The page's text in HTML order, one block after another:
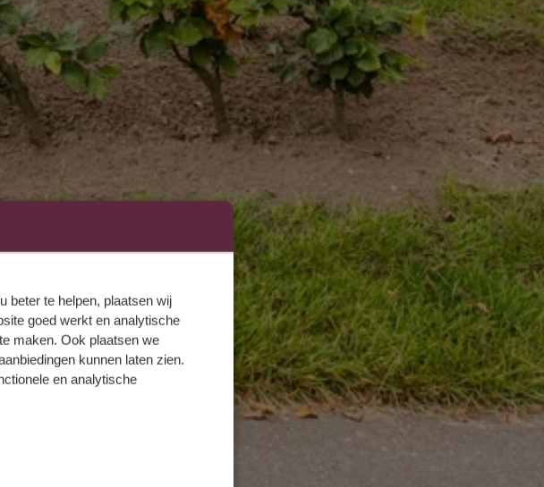
beter te helpen, plaatsen wij
goed werkt en analytische
maken. Ook plaatsen we
kunnen laten zien.
en analytische